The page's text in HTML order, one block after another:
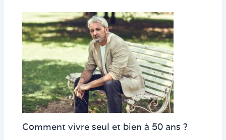
Comment vivre seul et bien à 50 ans ?